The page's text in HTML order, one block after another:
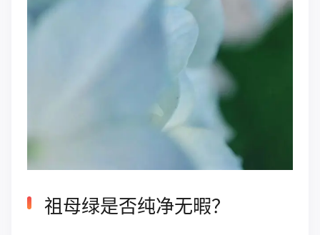
祖母绿是否纯净无暇？